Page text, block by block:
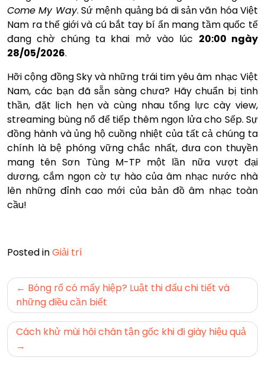
Come My Way. Sứ mệnh quảng bá di sản văn hóa Việt
Nam ra thế giới và cú bắt tay bí ẩn mang tầm quốc tế
đang chờ chúng ta khai mở vào lúc 20:00 ngày
28/05/2026.
Hỡi cộng đồng Sky và những trái tim yêu âm nhạc Việt
Nam, các bạn đã sẵn sàng chưa? Hãy chuẩn bị tinh
thần, đặt lịch hẹn và cùng nhau tổng lực cày view,
streaming bùng nổ để tiếp thêm ngọn lửa cho Sếp. Sự
đồng hành và ủng hộ cuồng nhiệt của tất cả chúng ta
chính là bệ phóng vững chắc nhất, đưa con thuyền
mang tên Sơn Tùng M-TP một lần nữa vượt đại
dương, cắm ngọn cờ tự hào của âm nhạc nước nhà
lên những đỉnh cao mới của bản đồ âm nhạc toàn
cầu!
Posted inGiải trí
Điều
hướng
bài
viết
Bóng rổ có mấy hiệp? Luật thi đấu chi tiết và
những điều cần biết
Cách khử mùi hôi chân tận gốc khi đi giày hiệu quả